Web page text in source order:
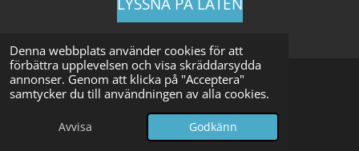
Denna webbplats använder cookies för att
förbättra upplevelsen och visa skräddarsydda
annonser. Genom att klicka på "Acceptera"
samtycker du till användningen av alla cookies.
Avvisa Godkänn